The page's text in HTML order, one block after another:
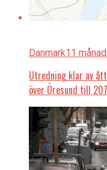
Danmark11
Utredning klar av
över Öresund till